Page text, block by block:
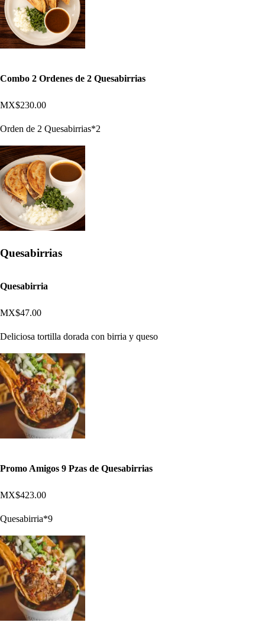
Combo 2 Ordenes de 2 Quesabirrias
MX$230.00
Orden de 2 Quesabirrias*2
Quesabirrias
Quesabirria
MX$47.00
Deliciosa tortilla dorada con birria y queso
Promo Amigos 9 Pzas de Quesabirrias
MX$423.00
Quesabirria*9